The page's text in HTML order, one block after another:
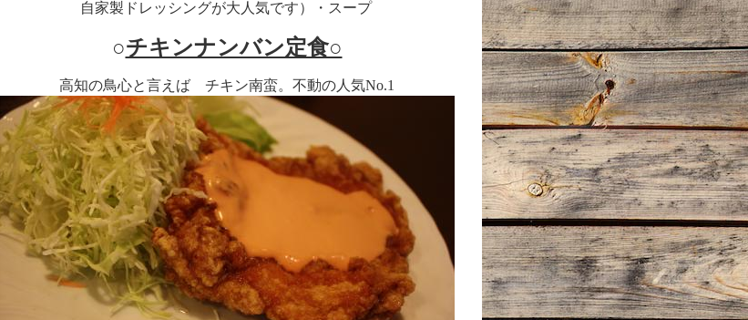
自家製ドレッシングが大人気です）・スープ
○チキンナンバン定食○
高知の鳥心と言えば チキン南蛮。不動の人気No.1